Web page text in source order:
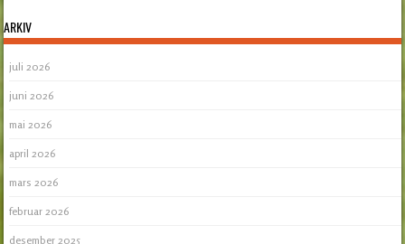
ARKIV
juli 2026
juni 2026
mai 2026
april 2026
mars 2026
februar 2026
desember 2025